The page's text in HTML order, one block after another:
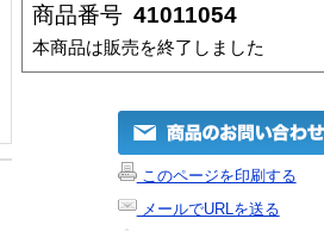
商品番号 41011054
本商品は販売を終了しました
このページを印刷する
メールでURLを送る